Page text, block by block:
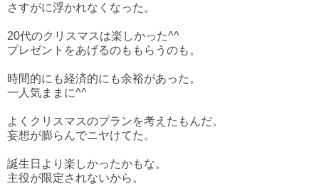
さすがに浮かれなくなった。
20代のクリスマスは楽しかった^^
プレゼントをあげるのももらうのも。
時間的にも経済的にも余裕があった。
一人気ままに^^
よくクリスマスのプランを考えたもんだ。
妄想が膨らんでニヤけてた。
誕生日より楽しかったかもな。
主役が限定されないから。